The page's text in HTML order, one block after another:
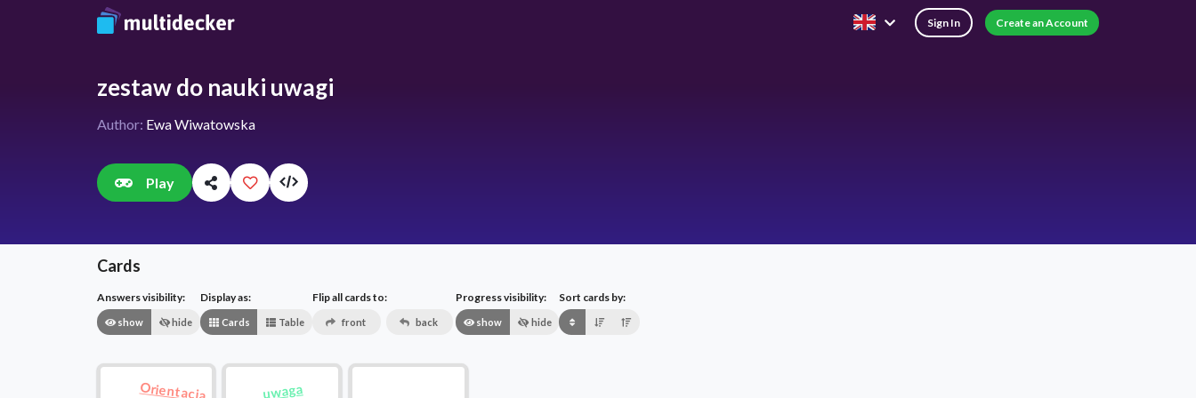
Sign In Create an Account
zestaw do nauki uwagi
Author: Ewa Wiwatowska
Play
Cards
Answers visibility:
show hide
Display as:
Cards Table
Flip all cards to:
front back
Progress visibility:
show hide
Sort cards by:
Orientacja uwaga